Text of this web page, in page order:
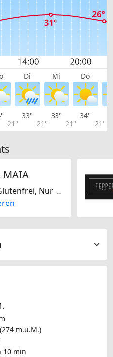
Di Mi Do
21°
33°
21°
33°
21°
34°
21°
MAIA
Laktosefrei, Glutenfrei, Nur vegan, Fast Food
m.ü.M.)
10 min